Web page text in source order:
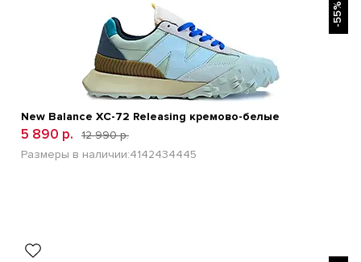
-55%
New Balance XC-72 Releasing кремово-белые
5 890 р.
12 990 р.
Размеры в наличии:4142434445